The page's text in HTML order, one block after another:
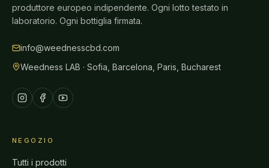
produttore europeo indipendente. Ogni lotto testato in
laboratorio. Ogni bottiglia firmata.
info@weednesscbd.com
Weedness LAB · Sofia, Barcelona, Paris, Bucharest
NEGOZIO
Tutti i prodotti